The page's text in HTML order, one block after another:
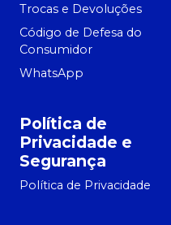
Trocas e Devoluções
Código de Defesa do
Consumidor
WhatsApp
Política de
Privacidade e
Segurança
Política de Privacidade